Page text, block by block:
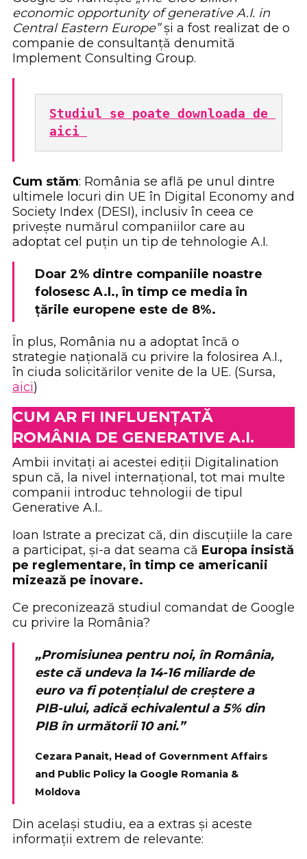
economic opportunity of generative A.I. in
Central Eastern Europe”și a fost realizat de o
companie de consultanță denumită
Implement Consulting Group.
Studiul se poate downloada de
aici
Cum stăm: România se află pe unul dintre
ultimele locuri din UE în Digital Economy and
Society Index (DESI), inclusiv în ceea ce
privește numărul companiilor care au
adoptat cel puțin un tip de tehnologie A.I.
Doar 2% dintre companiile noastre
folosesc A.I., în timp ce media în
țările europene este de 8%.
În plus, România nu a adoptat încă o
strategie națională cu privire la folosirea A.I.,
în ciuda solicitărilor venite de la UE. (Sursa,
aici)
CUM AR FI INFLUENȚATĂ
ROMÂNIA DE GENERATIVE A.I.
Ambii invitați ai acestei ediții Digitalination
spun că, la nivel internațional, tot mai multe
companii introduc tehnologii de tipul
Generative A.I..
Ioan Istrate a precizat că, din discuțiile la care
a participat, și-a dat seama că Europa insistă
pe reglementare, în timp ce americanii
mizează pe inovare.
Ce preconizează studiul comandat de Google
cu privire la România?
„Promisiunea pentru noi, în România,
este că undeva la 14-16 miliarde de
euro va fi potențialul de creștere a
PIB-ului, adică echivalentul a 5% din
PIB în următorii 10 ani.”
Cezara Panait, Head of Government Affairs
and Public Policy la Google Romania &
Moldova
Din același studiu, ea a extras și aceste
informații extrem de relevante: